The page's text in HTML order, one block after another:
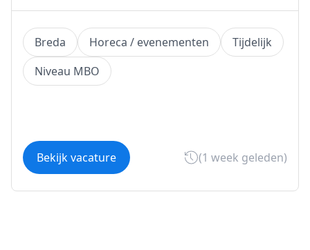
Breda Horeca / evenementen
Tijdelijk
Niveau MBO
Bekijk vacature (1 week geleden)